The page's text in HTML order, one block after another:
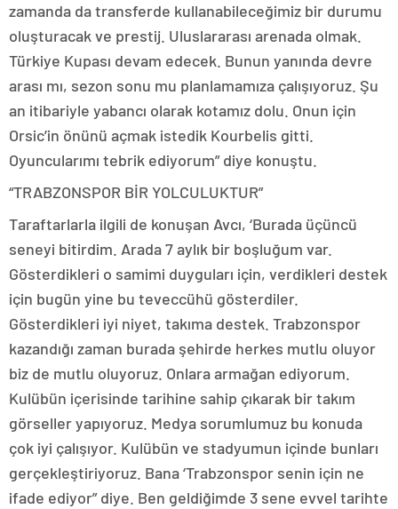
zamanda da transferde kullanabileceğimiz bir durumu
oluşturacak ve prestij. Uluslararası arenada olmak.
Türkiye Kupası devam edecek. Bunun yanında devre
arası mı, sezon sonu mu planlamamıza çalışıyoruz. Şu
an itibariyle yabancı olarak kotamız dolu. Onun için
Orsic’in önünü açmak istedik Kourbelis gitti.
Oyuncularımı tebrik ediyorum” diye konuştu.
“TRABZONSPOR BİR YOLCULUKTUR”
Taraftarlarla ilgili de konuşan Avcı, ‘Burada üçüncü
seneyi bitirdim. Arada 7 aylık bir boşluğum var.
Gösterdikleri o samimi duyguları için, verdikleri destek
için bugün yine bu teveccühü gösterdiler.
Gösterdikleri iyi niyet, takıma destek. Trabzonspor
kazandığı zaman burada şehirde herkes mutlu oluyor
biz de mutlu oluyoruz. Onlara armağan ediyorum.
Kulübün içerisinde tarihine sahip çıkarak bir takım
görseller yapıyoruz. Medya sorumlumuz bu konuda
çok iyi çalışıyor. Kulübün ve stadyumun içinde bunları
gerçekleştiriyoruz. Bana ‘Trabzonspor senin için ne
ifade ediyor” diye. Ben geldiğimde 3 sene evvel tarihte